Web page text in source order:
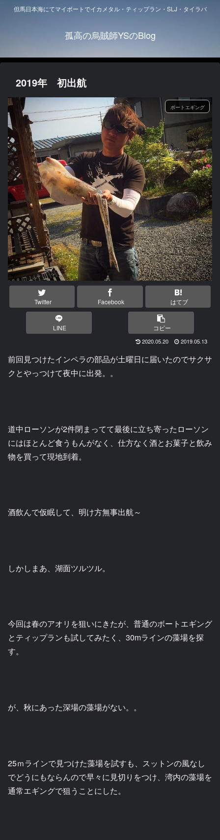
但馬日本海にてマイボートでイカメタル・ティップラン・SLJ・タイラバ
孤高の烏賊師YSのBlog
2019年 初出航
ボートエギング
Twitter Facebook はてブ
LINE コピー
2020.05.20 2019.05.13
前回見つけたインペラの部品が土曜日に届いたのでサクサ
クとやっつけて夜中に出発。。
道中ローソンが2件閉まってて最後に立ち寄ったローソン
にはほとんど食うもんがなく、仕方なく酒とお菓子と飲み
物を買って現地到着。
酒飲んで仮眠して、明け方無事出航～
しかしまあ、湖面ツルツル。
今回は春のアオリを狙いにきたが、普通のボートエギング
とティップランも試してみたく、30mラインの藻場を探
す。
が、秋にあった深場の藻場がない。。
25ｍラインで見つけた藻場を試すも、スットンの風なし
でどうにもならんので早々に見切りをつけ、湾内の藻場を
通常エギングで狙うことにした。